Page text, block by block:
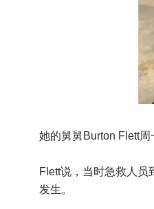
她的舅舅 Burton Flett周
Flett说，当时急救人员
发生。